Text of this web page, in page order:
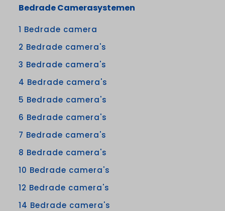
Bedrade Camerasystemen
1 Bedrade camera
2 Bedrade camera's
3 Bedrade camera's
4 Bedrade camera's
5 Bedrade camera's
6 Bedrade camera's
7 Bedrade camera's
8 Bedrade camera's
10 Bedrade camera's
12 Bedrade camera's
14 Bedrade camera's